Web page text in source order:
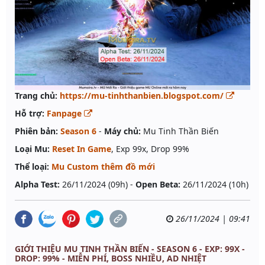
Trang chủ: https://mu-tinhthanbien.blogspot.com/
Hỗ trợ: Fanpage
Phiên bản: Season 6 - Máy chủ: Mu Tinh Thần Biến
Loại Mu: Reset In Game, Exp 99x, Drop 99%
Thể loại: Mu Custom thêm đồ mới
Alpha Test: 26/11/2024 (09h) - Open Beta: 26/11/2024 (10h)
26/11/2024 | 09:41
GIỚI THIỆU MU TINH THẦN BIẾN - SEASON 6 - EXP: 99X -
DROP: 99% - MIỄN PHÍ, BOSS NHIỀU, AD NHIỆT